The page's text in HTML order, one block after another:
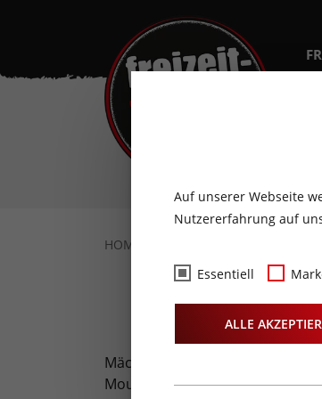
HOME
Mächtige Berge, Bikeparks,
Mountainbike -Freunden.
Auf unserer Webseite
Nutzererfahrung auf
Essentiell
ALLE